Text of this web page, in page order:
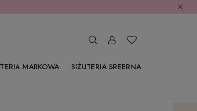
MARKOWA
BIŻUTERIA SREBRNA